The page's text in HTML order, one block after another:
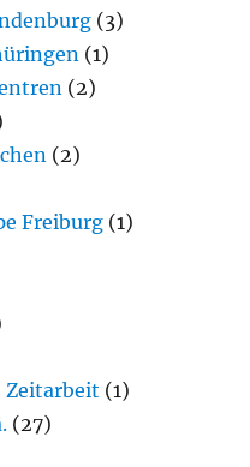
(3)
(1)
(2)
(2)
Freiburg (1)
Zeitarbeit (1)
(27)